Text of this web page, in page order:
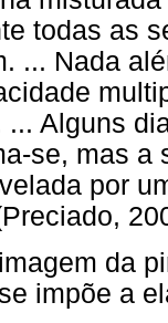
todas as
... Nada
... Alguns
se, mas a
por
da
impõe a